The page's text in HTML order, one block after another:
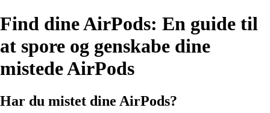
Find dine AirPods: En guide til
at spore og genskabe dine
mistede AirPods
Har du mistet dine AirPods?